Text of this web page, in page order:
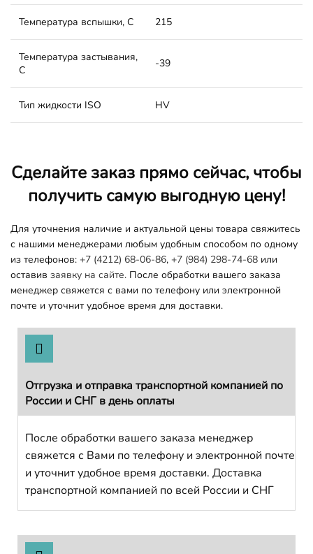
Температура вспышки, С 215
Температура застывания,
С
-39
Тип жидкости ISO HV
Сделайте заказ прямо сейчас, чтобы
получить самую выгодную цену!
Для уточнения наличие и актуальной цены товара свяжитесь
с нашими менеджерами любым удобным способом по одному
из телефонов: +7 (4212) 68-06-86, +7 (984) 298-74-68 или
оставив заявку на сайте. После обработки вашего заказа
менеджер свяжется с вами по телефону или электронной
почте и уточнит удобное время для доставки.
Отгрузка и отправка транспортной компанией по
России и СНГ в день оплаты
После обработки вашего заказа менеджер
свяжется с Вами по телефону и электронной почте
и уточнит удобное время доставки. Доставка
транспортной компанией по всей России и СНГ